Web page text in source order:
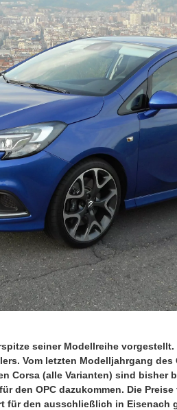
seiner Modellreihe
Vom letzten Modelljahrgang des
Corsa (alle Varianten) sind bisher
den OPC dazukommen. Die
für den ausschließlich in Eisenach